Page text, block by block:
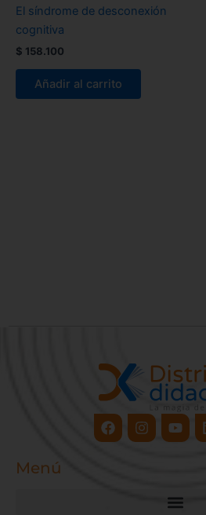
El síndrome de desconexión
cognitiva
$ 158.100
Añadir al carrito
Facebook
Menú